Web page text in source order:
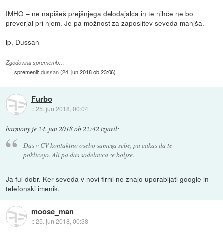
IMHO – ne napišeš prejšnjega delodajalca in te nihče ne bo
preverjal pri njem. Je pa možnost za zaposlitev seveda manjša.
lp, Dussan
Zgodovina sprememb…
spremenil:dussan(24. jun 2018 ob 23:06)
Furbo
::25. jun 2018, 00:04
harmony je24. jun 2018 ob 22:42 izjavil:
Das v CV kontaktno osebo samega sebe, pa cakas da te
poklicejo. Ali pa das sodelavca se boljse.
Ja ful dobr. Ker seveda v novi firmi ne znajo uporabljati google in
telefonski imenik.
moose_man
::25. jun 2018, 00:38